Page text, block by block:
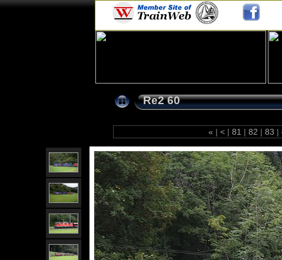
Re2 60
« | < | 81 | 82 | 83 |